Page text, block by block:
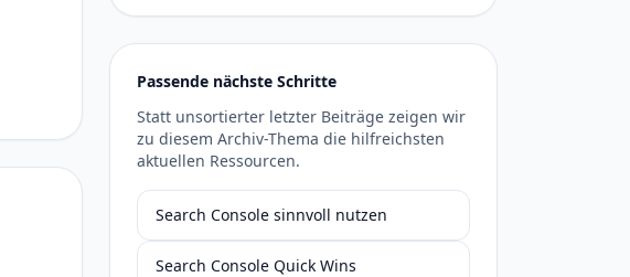
Passende nächste Schritte
Statt unsortierter letzter Beiträge zeigen wir
zu diesem Archiv-Thema die hilfreichsten
aktuellen Ressourcen.
Search Console sinnvoll nutzen
Search Console Quick Wins